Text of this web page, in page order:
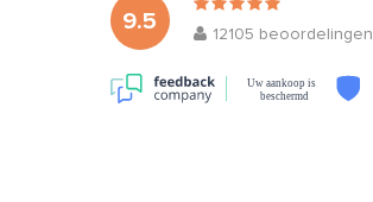
9.5
12105 beoordelingen
Uw aankoop is
beschermd